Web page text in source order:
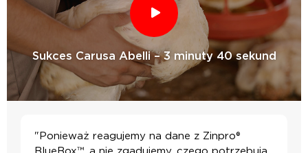
Sukces Carusa Abelli – 3 minuty 40 sekund
"Ponieważ reagujemy na dane z Zinpro®